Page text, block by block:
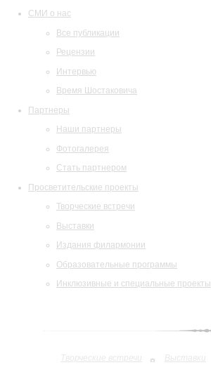
СМИ о нас
Все публикации
Рецензии
Интервью
Время Шостаковича
Партнеры
Наши партнеры
Фотогалерея
Стать партнером
Просветительские проекты
Творческие встречи
Выставки
Издания филармонии
Образовательные программы
Инклюзивные и специальные проекты
Творческие встречи Выставки